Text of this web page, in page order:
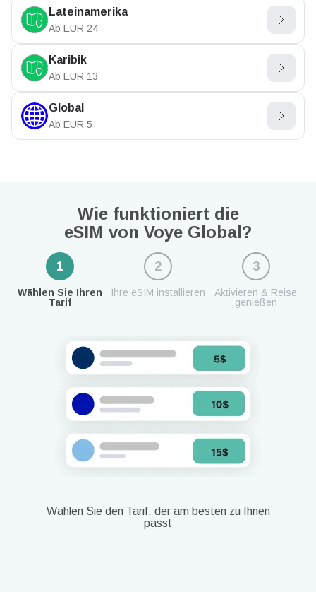
Lateinamerika
Ab EUR 24
Karibik
Ab EUR 13
Global
Ab EUR 5
Wie funktioniert die
eSIM von Voye Global?
1
Wählen Sie Ihren
Tarif
2
Ihre eSIM installieren
3
Aktivieren & Reise
genießen
Wählen Sie den Tarif, der am besten zu Ihnen
passt